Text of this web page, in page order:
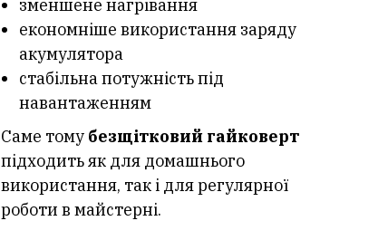
зменшене нагрівання
економніше використання заряду
акумулятора
стабільна потужність під
навантаженням
Саме тому безщітковий гайковерт
підходить як для домашнього
використання, так і для регулярної
роботи в майстерні.